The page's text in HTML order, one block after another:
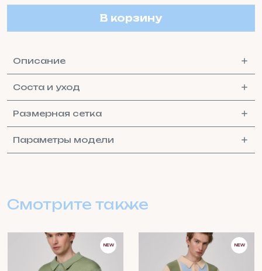
В корзину
Описание
Соста и уход
Размерная сетка
Параметры модели
Смотрите также
NEW NEW